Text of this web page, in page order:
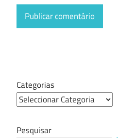
Categorias
Pesquisar